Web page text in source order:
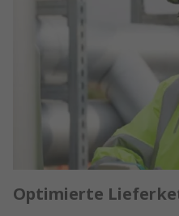
Optimierte